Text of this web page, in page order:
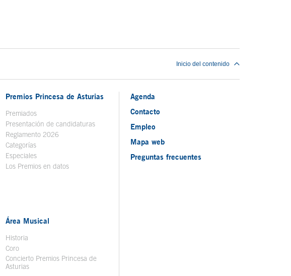
Inicio del contenido
Premios Princesa de Asturias
Premiados
Presentación de candidaturas
Reglamento 2026
Categorías
Especiales
Los Premios en datos
Área Musical
Historia
Coro
Concierto Premios Princesa de
Asturias
Agenda
Contacto
Empleo
Mapa web
Preguntas frecuentes